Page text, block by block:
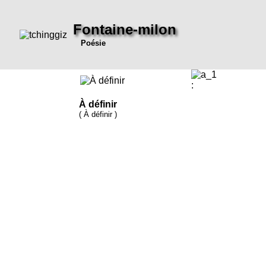
Fontaine-milon
Poésie
À définir
( À définir )
: